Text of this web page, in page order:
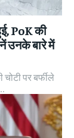
PoK की
उनके बारे में
चोटी पर बर्फीले